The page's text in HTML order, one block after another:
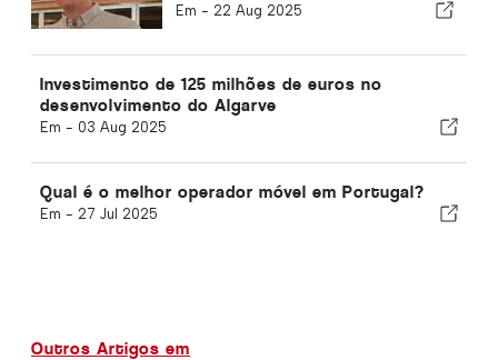
Em - 22 Aug 2025
Investimento de 125 milhões de euros no
desenvolvimento do Algarve
Em - 03 Aug 2025
Qual é o melhor operador móvel em Portugal?
Em - 27 Jul 2025
Outros Artigos em